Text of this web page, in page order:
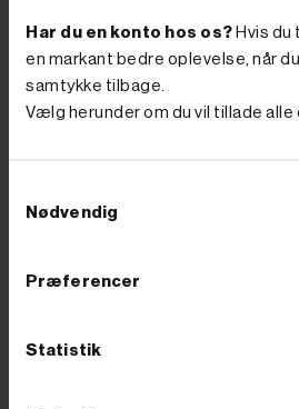
Har du en konto hos os? Hvis
en markant bedre oplevelse, når
samtykke tilbage.
Vælg herunder om du vil tillade alle
Nødvendig
Præferencer
Statistik
 
 
990,00 kr
(792,00 kr. ekskl. moms.)
 
 